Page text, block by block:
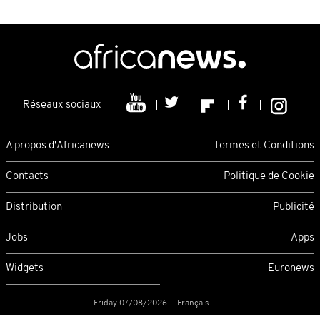
Réseaux sociaux
A propos d'Africanews Termes et Conditions
Contacts Politique de Cookie
Distribution Publicité
Jobs Apps
Widgets Euronews
Friday 07/08/2026